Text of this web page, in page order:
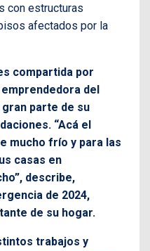
con estructuras
afectados por la
compartida por
del
parte de su
“Acá el
mucho frío y para las
casas en
describe,
de 2024,
de su hogar.
trabajos y